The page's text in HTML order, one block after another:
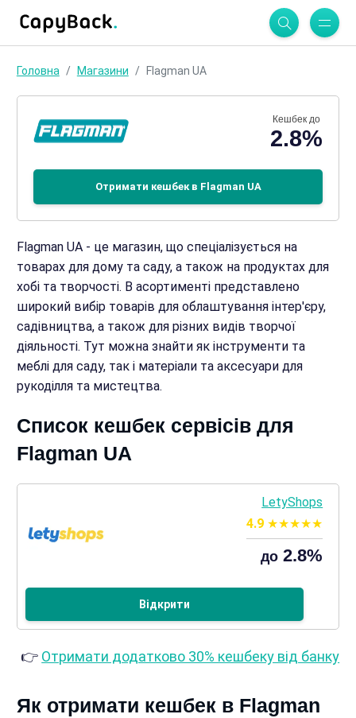
Головна Магазини Flagman UA
Кешбек до
2.8%
Отримати кешбек в Flagman UA
Flagman UA - це магазин, що спеціалізується на
товарах для дому та саду, а також на продуктах для
хобі та творчості. В асортименті представлено
широкий вибір товарів для облаштування інтер'єру,
садівництва, а також для різних видів творчої
діяльності. Тут можна знайти як інструменти та
меблі для саду, так і матеріали та аксесуари для
рукоділля та мистецтва.
Список кешбек сервісів для
Flagman UA
LetyShops
4.9
до 2.8%
Відкрити
👉 Отримати додатково 30% кешбеку від банку
Як отримати кешбек в Flagman